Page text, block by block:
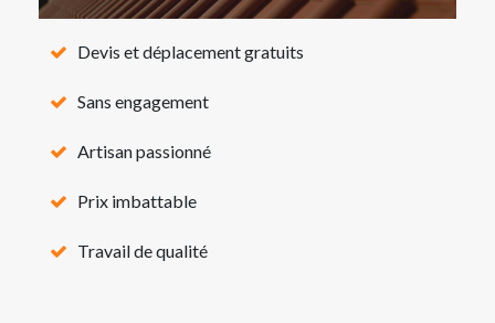
Devis et déplacement gratuits
Sans engagement
Artisan passionné
Prix imbattable
Travail de qualité